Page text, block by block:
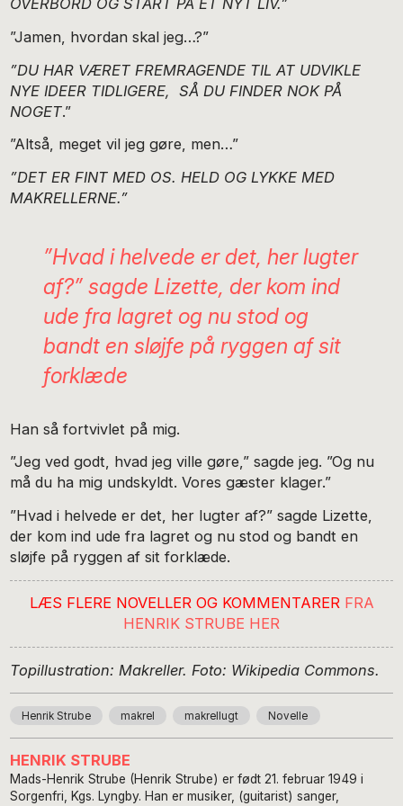
OVERBORD OG START PÅ ET NYT LIV.”
”Jamen, hvordan skal jeg…?”
”DU HAR VÆRET FREMRAGENDE TIL AT UDVIKLE
NYE IDEER TIDLIGERE, SÅ DU FINDER NOK PÅ
NOGET.”
”Altså, meget vil jeg gøre, men…”
”DET ER FINT MED OS. HELD OG LYKKE MED
MAKRELLERNE.”
”Hvad i helvede er det, her lugter
af?” sagde Lizette, der kom ind
ude fra lagret og nu stod og
bandt en sløjfe på ryggen af sit
forklæde
Han så fortvivlet på mig.
”Jeg ved godt, hvad jeg ville gøre,” sagde jeg. ”Og nu
må du ha mig undskyldt. Vores gæster klager.”
”Hvad i helvede er det, her lugter af?” sagde Lizette,
der kom ind ude fra lagret og nu stod og bandt en
sløjfe på ryggen af sit forklæde.
LÆS FLERE NOVELLER OG KOMMENTARER FRA
HENRIK STRUBE HER
Topillustration: Makreller. Foto: Wikipedia Commons.
Henrik Strube makrel makrellugt Novelle
HENRIK STRUBE
Mads-Henrik Strube (Henrik Strube) er født 21. februar 1949 i
Sorgenfri, Kgs. Lyngby. Han er musiker, (guitarist) sanger,